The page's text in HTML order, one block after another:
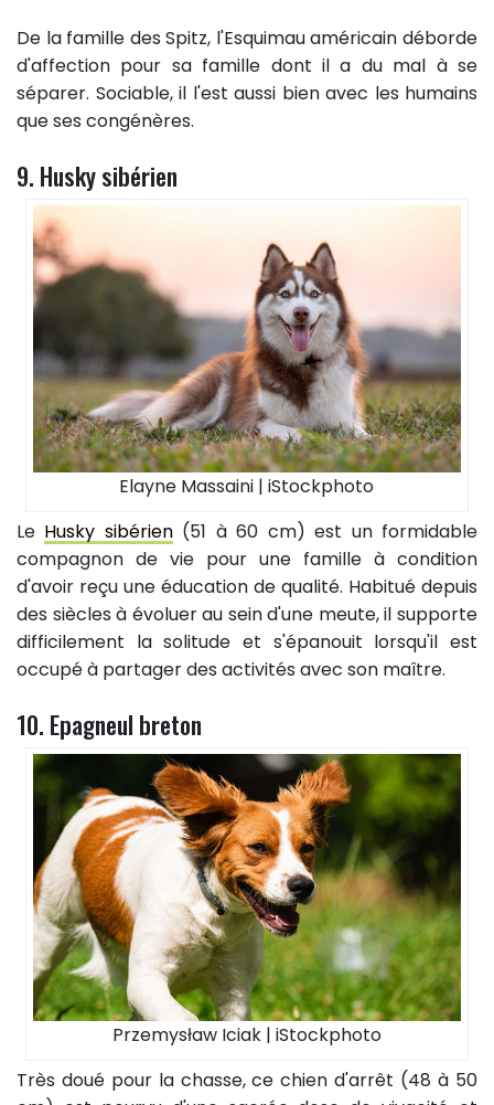
De la famille des Spitz, l'Esquimau américain déborde
d'affection pour sa famille dont il a du mal à se
séparer. Sociable, il l'est aussi bien avec les humains
que ses congénères.
9. Husky sibérien
Elayne Massaini | iStockphoto
Le Husky sibérien(51 à 60 cm) est un formidable
compagnon de vie pour une famille à condition
d'avoir reçu une éducation de qualité. Habitué depuis
des siècles à évoluer au sein d'une meute, il supporte
difficilement la solitude et s'épanouit lorsqu'il est
occupé à partager des activités avec son maître.
10. Epagneul breton
Przemysław Iciak | iStockphoto
Très doué pour la chasse, ce chien d'arrêt (48 à 50